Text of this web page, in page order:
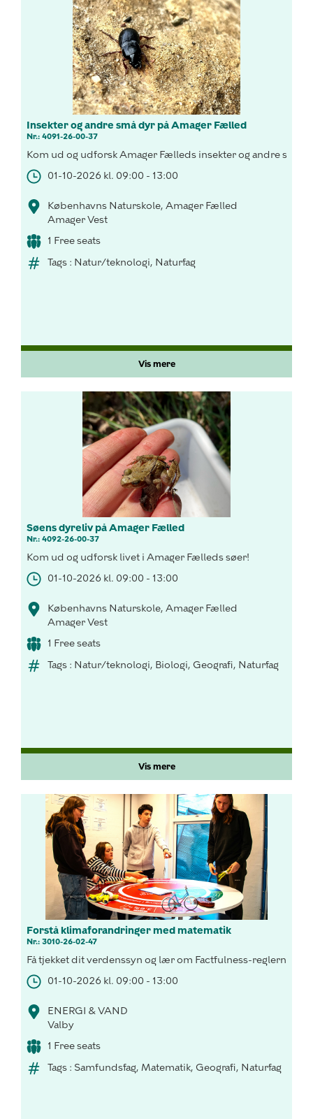
Insekter og andre små dyr på Amager Fælled
Nr.: 4091-26-00-37
Kom ud og udforsk Amager Fælleds insekter og andre
01-10-2026 kl. 09:00 - 13:00
Københavns Naturskole, Amager Fælled
Amager Vest
1 Free seats
Tags : Natur/teknologi, Naturfag
Vis mere
Søens dyreliv på Amager Fælled
Nr.: 4092-26-00-37
Kom ud og udforsk livet i Amager Fælleds søer!
01-10-2026 kl. 09:00 - 13:00
Københavns Naturskole, Amager Fælled
Amager Vest
1 Free seats
Tags : Natur/teknologi, Biologi, Geografi, Naturfag
Vis mere
Forstå klimaforandringer med matematik
Nr.: 3010-26-02-47
Få tjekket dit verdenssyn og lær om Factfulness-reglerne.
01-10-2026 kl. 09:00 - 13:00
ENERGI & VAND
Valby
1 Free seats
Tags : Samfundsfag, Matematik, Geografi, Naturfag